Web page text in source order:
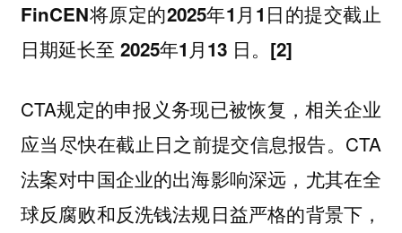
FinCEN将原定的2025年1月1日的提交截止
日期延长至 2025年1月13 日。 [2]
CTA规定的申报义务现已被恢复，相关企业
应当尽快在截止日之前提交信息报告。CTA
法案对中国企业的出海影响深远，尤其在全
球反腐败和反洗钱法规日益严格的背景下，